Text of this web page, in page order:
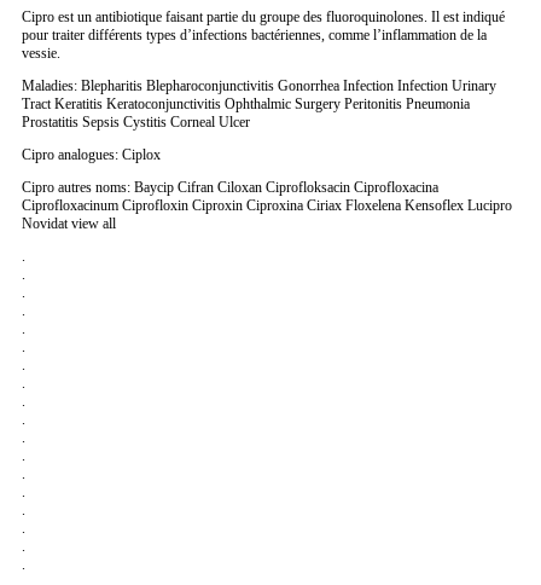
Cipro est un antibiotique faisant partie du groupe des fluoroquinolones. Il est indiqué
pour traiter différents types d’infections bactériennes, comme l’inflammation de la
vessie.
Maladies: Blepharitis Blepharoconjunctivitis Gonorrhea Infection Infection Urinary
Tract Keratitis Keratoconjunctivitis Ophthalmic Surgery Peritonitis Pneumonia
Prostatitis Sepsis Cystitis Corneal Ulcer
Cipro analogues: Ciplox
Cipro autres noms: Baycip Cifran Ciloxan Ciprofloksacin Ciprofloxacina
Ciprofloxacinum Ciprofloxin Ciproxin Ciproxina Ciriax Floxelena Kensoflex Lucipro
Novidat view all
.
.
.
.
.
.
.
.
.
.
.
.
.
.
.
.
.
.